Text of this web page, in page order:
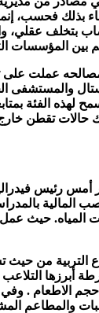
و أخيرا 31
مصالحه عملت
والمستشفى
حالات تقطن خارج
رئيس
المياه.
التربية من حيث
أبرزها
سوى نسبة 54
المشكل